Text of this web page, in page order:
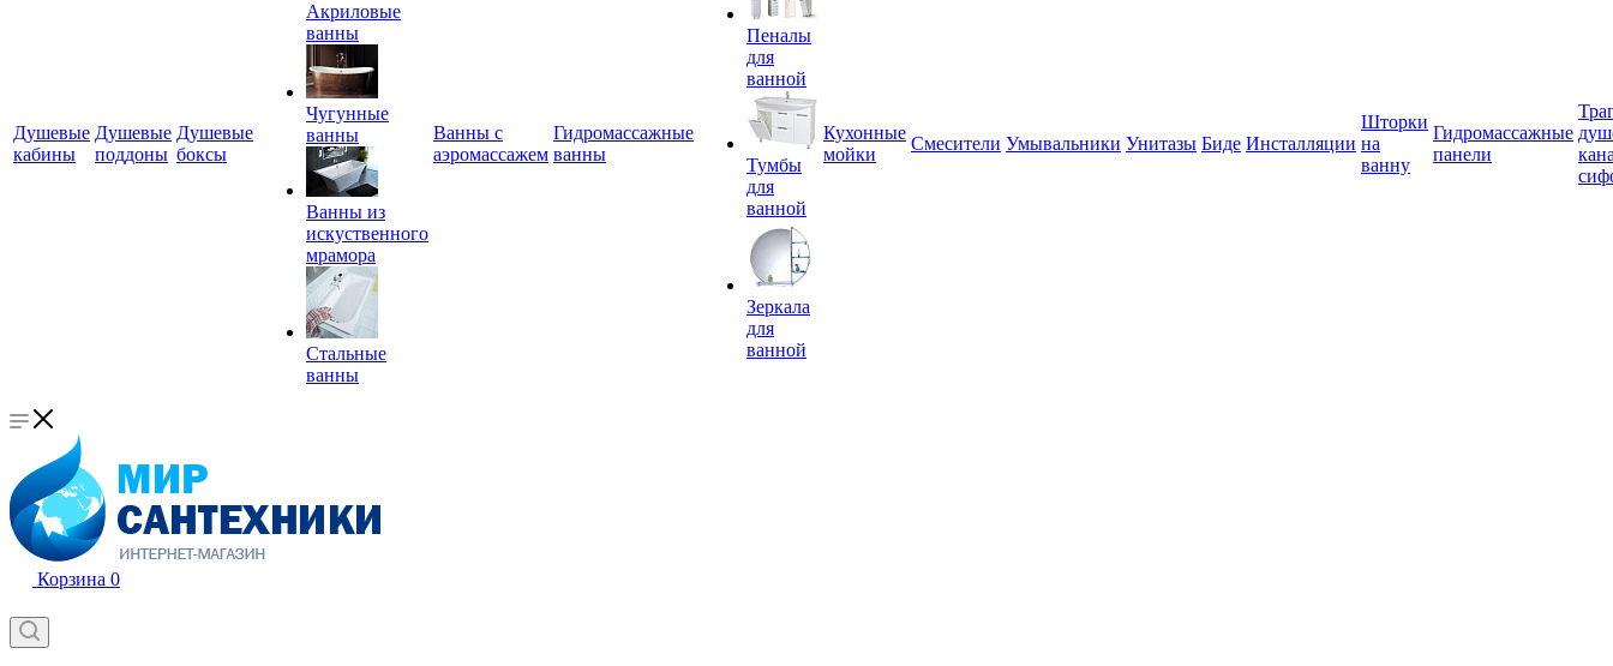
Душевые
кабины
Душевые
поддоны
Душевые
боксы
Акриловые
ванны
Чугунные
ванны
Ванны из
искуственного
мрамора
Стальные
ванны
Ванны с
аэромассажем
Гидромассажные
ванны
Пеналы
для
ванной
Тумбы
для
ванной
Зеркала
для
ванной
Кухонные
мойки
Смесители Умывальники Унитазы Биде Инсталляции
Шторки
на
ванну
Гидромассажные
панели
Корзина 0